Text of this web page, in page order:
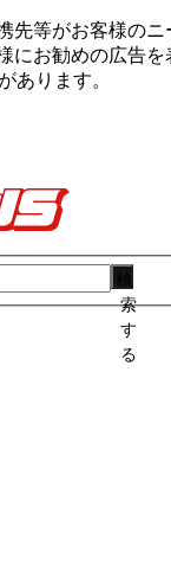
先等がお客様のニ
にお勧めの広告
あります。
索
す
る